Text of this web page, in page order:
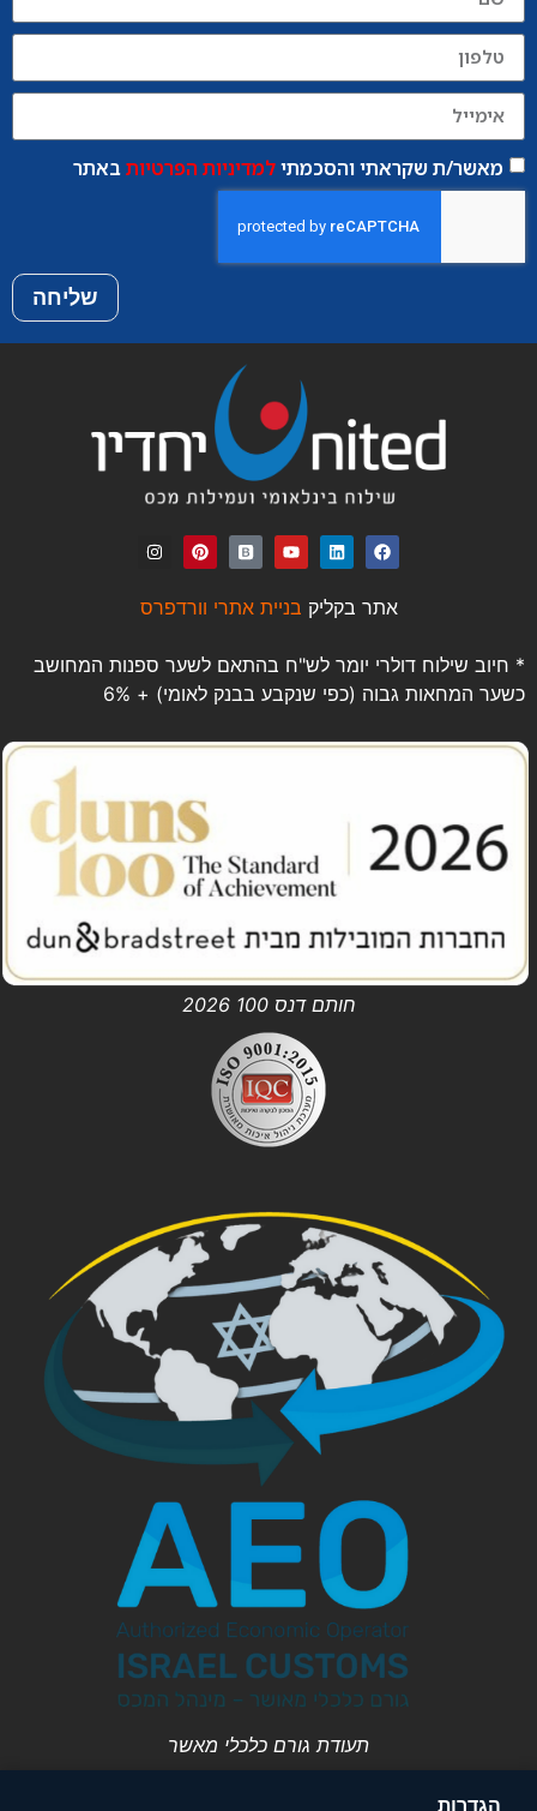
מאשר/ת שקראתי והסכמתילמדיניות הפרטיותבאתר
שליחה
אתר בקליק בניית אתרי וורדפרס
* חיוב שילוח דולרי יומר לש"ח בהתאם לשער ספנות המחושב
כשער המחאות גבוה (כפי שנקבע בבנק לאומי) + 6%
חותם דנס 100 2026
תעודת גורם כלכלי מאשר
הגדרות